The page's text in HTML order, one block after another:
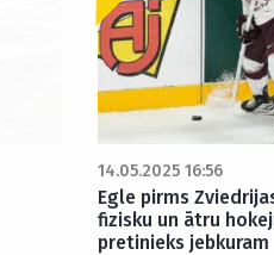
14.05.2025 16:56
Egle pirms
fizisku un ātru
pretinieks jebkuram